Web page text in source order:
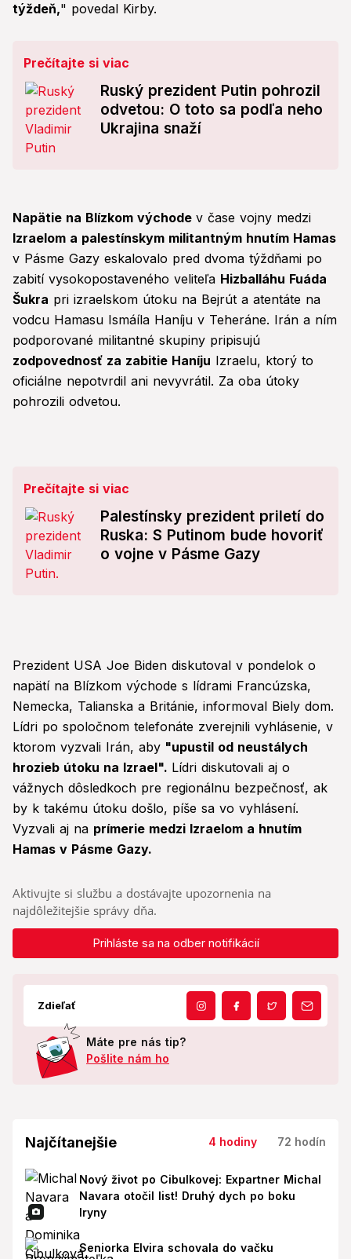
týždeň," povedal Kirby.
Prečítajte si viac
Ruský prezident Putin pohrozil
odvetou: O toto sa podľa neho
Ukrajina snaží
Napätie na Blízkom východe v čase vojny medzi
Izraelom a palestínskym militantným hnutím Hamas
v Pásme Gazy eskalovalo pred dvoma týždňami po
zabití vysokopostaveného veliteľa Hizballáhu Fuáda
Šukra pri izraelskom útoku na Bejrút a atentáte na
vodcu Hamasu Ismáíla Haníju v Teheráne. Irán a ním
podporované militantné skupiny pripisujú
zodpovednosť za zabitie Haníju Izraelu, ktorý to
oficiálne nepotvrdil ani nevyvrátil. Za oba útoky
pohrozili odvetou.
Prečítajte si viac
Palestínsky prezident priletí do
Ruska: S Putinom bude hovoriť
o vojne v Pásme Gazy
Prezident USA Joe Biden diskutoval v pondelok o
napätí na Blízkom východe s lídrami Francúzska,
Nemecka, Talianska a Británie, informoval Biely dom.
Lídri po spoločnom telefonáte zverejnili vyhlásenie, v
ktorom vyzvali Irán, aby "upustil od neustálych
hrozieb útoku na Izrael". Lídri diskutovali aj o
vážnych dôsledkoch pre regionálnu bezpečnosť, ak
by k takému útoku došlo, píše sa vo vyhlásení.
Vyzvali aj na prímerie medzi Izraelom a hnutím
Hamas v Pásme Gazy.
Aktivujte si službu a dostávajte upozornenia na
najdôležitejšie správy dňa.
Prihláste sa na odber notifikácií
Zdieľať
Máte pre nás tip?
Pošlite nám ho
Najčítanejšie 4 hodiny 72 hodín
Nový život po Cibulkovej: Expartner Michal
Navara otočil list! Druhý dych po boku
Iryny
Seniorka Elvira schovala do vačku